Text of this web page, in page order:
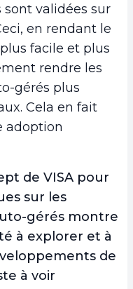
validées sur
en rendant le
facile et plus
rendre les
gérés plus
Cela en fait
adoption
de VISA pour
sur les
gérés montre
à explorer et à
de
à voir